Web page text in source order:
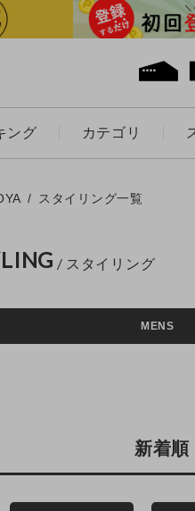
ング カテゴリ
スタイリング一覧
MENS
新着順